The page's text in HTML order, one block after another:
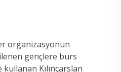
organizasyonun
gençlere burs
kullanan Kılınçarslan